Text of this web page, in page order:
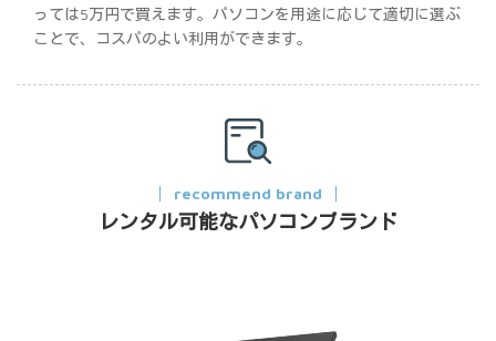
っては5万円で買えます。パソコンを用途に応じて適切に選ぶ
ことで、コスパのよい利用ができます。
recommend brand
レンタル可能なパソコンブランド